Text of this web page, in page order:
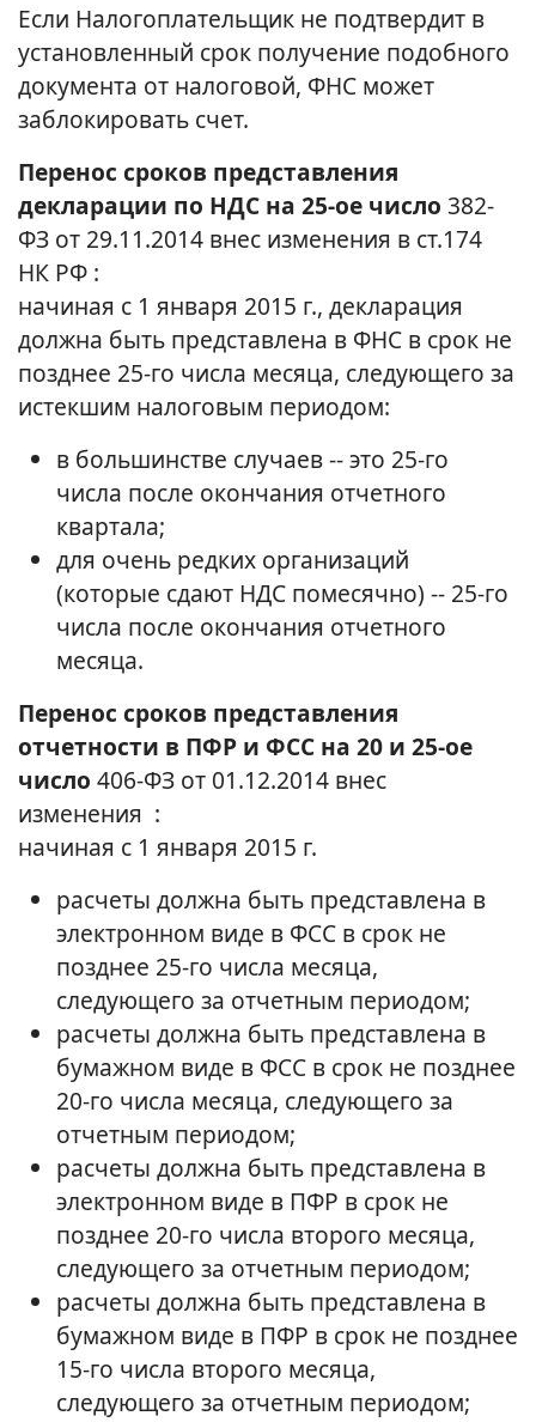
Если Налогоплательщик не подтвердит в
установленный срок получение подобного
документа от налоговой, ФНС может
заблокировать счет.
Перенос сроков представления
декларации по НДС на 25-ое число 382-
ФЗ от 29.11.2014 внес изменения в ст.174
НК РФ :
начиная с 1 января 2015 г., декларация
должна быть представлена в ФНС в срок не
позднее 25-го числа месяца, следующего за
истекшим налоговым периодом:
в большинстве случаев -- это 25-го
числа после окончания отчетного
квартала;
для очень редких организаций
(которые сдают НДС помесячно) -- 25-го
числа после окончания отчетного
месяца.
Перенос сроков представления
отчетности в ПФР и ФСС на 20 и 25-ое
число 406-ФЗ от 01.12.2014 внес
изменения :
начиная с 1 января 2015 г.
расчеты должна быть представлена в
электронном виде в ФСС в срок не
позднее 25-го числа месяца,
следующего за отчетным периодом;
расчеты должна быть представлена в
бумажном виде в ФСС в срок не позднее
20-го числа месяца, следующего за
отчетным периодом;
расчеты должна быть представлена в
электронном виде в ПФР в срок не
позднее 20-го числа второго месяца,
следующего за отчетным периодом;
расчеты должна быть представлена в
бумажном виде в ПФР в срок не позднее
15-го числа второго месяца,
следующего за отчетным периодом;